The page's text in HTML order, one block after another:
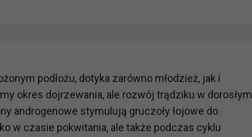
podłożu, dotyka zarówno młodzież, jak i
okres dojrzewania, ale rozwój trądziku w dorosłym
androgenowe stymulują gruczoły łojowe do
w czasie pokwitania, ale także podczas cyklu